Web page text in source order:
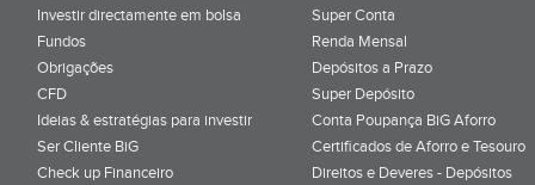
Investir directamente em bolsa
Fundos
Obrigações
CFD
Ideias & estratégias para investir
Ser Cliente BiG
Check up Financeiro
Super Conta
Renda Mensal
Depósitos a Prazo
Super Depósito
Conta Poupança BiG Aforro
Certificados de Aforro e Tesouro
Direitos e Deveres - Depósitos